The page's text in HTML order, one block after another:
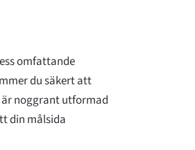
omfattande
du säkert att
noggrant utformad
din målsida